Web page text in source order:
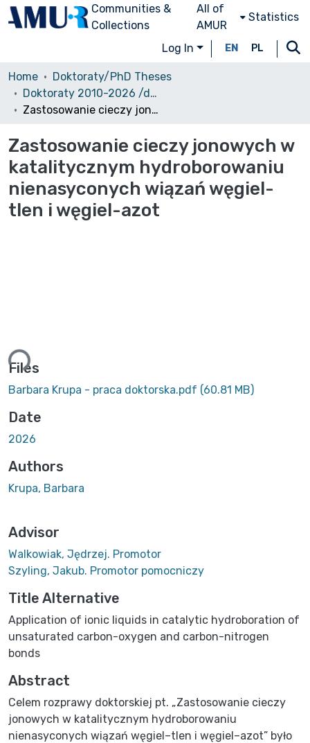
Communities &
Collections
All of
AMUR
Statistics
Log In EN PL
Home
Doktoraty/PhD Theses
Doktoraty 2010-2026 /dostęp otwarty/
Zastosowanie cieczy jonowych w katalitycznym hydroborowaniu nienasyconych wiązań węgiel-tlen i węgiel-azot
Zastosowanie cieczy jonowych w
katalitycznym hydroborowaniu
nienasyconych wiązań węgiel-
tlen i węgiel-azot
Loading...
Files
Barbara Krupa - praca doktorska.pdf (60.81 MB)
Date
2026
Authors
Krupa, Barbara
Advisor
Walkowiak, Jędrzej. Promotor
Szyling, Jakub. Promotor pomocniczy
Title Alternative
Application of ionic liquids in catalytic hydroboration of
unsaturated carbon-oxygen and carbon-nitrogen
bonds
Abstract
Celem rozprawy doktorskiej pt. „Zastosowanie cieczy
jonowych w katalitycznym hydroborowaniu
nienasyconych wiązań węgiel–tlen i węgiel–azot” było